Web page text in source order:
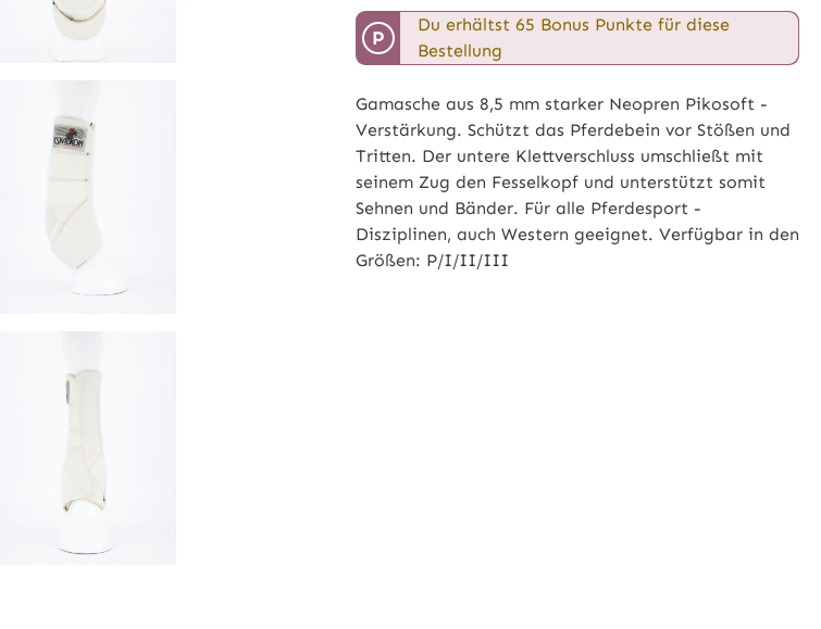
P
Du erhältst 65 Bonus Punkte für diese
Bestellung
Gamasche aus 8,5 mm starker Neopren Pikosoft -
Verstärkung. Schützt das Pferdebein vor Stößen und
Tritten. Der untere Klettverschluss umschließt mit
seinem Zug den Fesselkopf und unterstützt somit
Sehnen und Bänder. Für alle Pferdesport -
Disziplinen, auch Western geeignet. Verfügbar in den
Größen: P/I/II/III